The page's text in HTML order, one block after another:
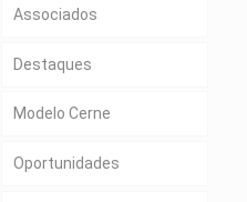
Associados
Destaques
Modelo Cerne
Oportunidades